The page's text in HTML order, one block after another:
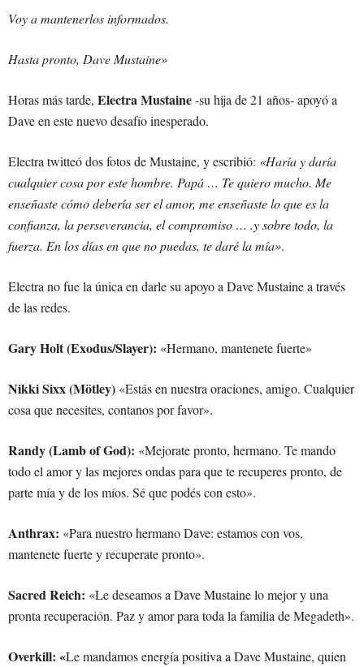
Voy a mantenerlos informados.
Hasta pronto, Dave Mustaine»
Horas más tarde, Electra Mustaine-su hija de 21 años- apoyó a
Dave en este nuevo desafío inesperado.
Electra twitteó dos fotos de Mustaine, y escribió: «Haría y daría
cualquier cosa por este hombre. Papá … Te quiero mucho. Me
enseñaste cómo debería ser el amor, me enseñaste lo que es la
confianza, la perseverancia, el compromiso … .y sobre todo, la
fuerza. En los días en que no puedas, te daré la mía».
Electra no fue la única en darle su apoyo a Dave Mustaine a través
de las redes.
Gary Holt (Exodus/Slayer): «Hermano, mantenete fuerte»
Nikki Sixx (Mötley) «Estás en nuestra oraciones, amigo. Cualquier
cosa que necesites, contanos por favor».
Randy (Lamb of God): «Mejorate pronto, hermano. Te mando
todo el amor y las mejores ondas para que te recuperes pronto, de
parte mía y de los míos. Sé que podés con esto».
Anthrax: «Para nuestro hermano Dave: estamos con vos,
mantenete fuerte y recuperate pronto».
Sacred Reich: «Le deseamos a Dave Mustaine lo mejor y una
pronta recuperación. Paz y amor para toda la familia de Megadeth».
Overkill: «Le mandamos energía positiva a Dave Mustaine, quien